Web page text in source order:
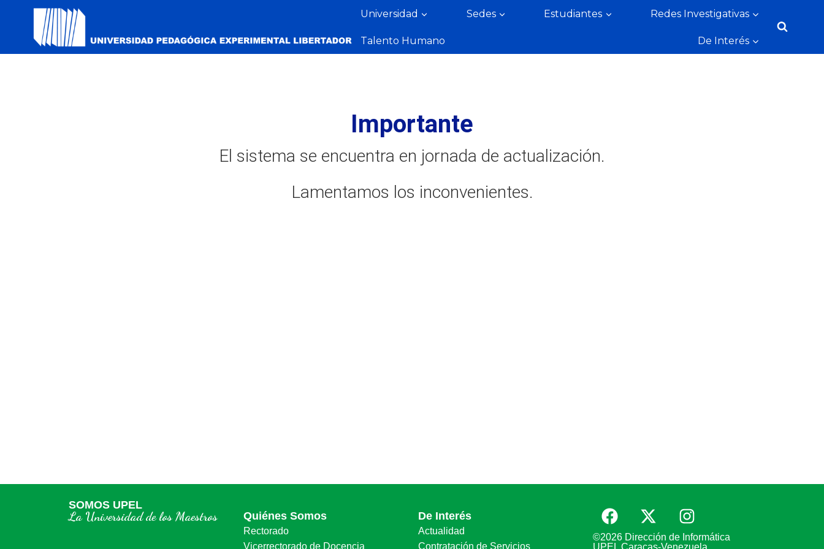
Universidad Sedes Estudiantes Redes Investigativas
Talento Humano De Interés
Importante
El sistema se encuentra en jornada de actualización.
Lamentamos los inconvenientes.
SOMOS UPEL
La Universidad de los Maestros Quiénes Somos
Rectorado
Vicerrectorado de Docencia
De Interés
Actualidad
Contratación de Servicios
©2026 Dirección de Informática
UPEL Caracas-Venezuela